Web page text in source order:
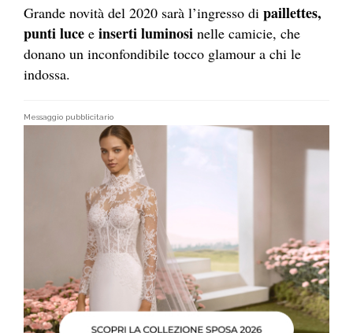
Grande novità del 2020 sarà l’ingresso di paillettes,
punti luce e inserti luminosi nelle camicie, che
donano un inconfondibile tocco glamour a chi le
indossa.
Messaggio pubblicitario